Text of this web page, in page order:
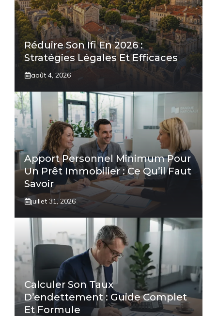
Réduire Son Ifi En 2026 :
Stratégies Légales Et Efficaces
août 4, 2026
Apport Personnel Minimum Pour
Un Prêt Immobilier : Ce Qu’il Faut
Savoir
juillet 31, 2026
Calculer Son Taux
D’endettement : Guide Complet
Et Formule